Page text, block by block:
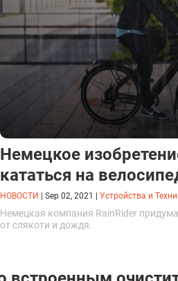
Немецкое
кататься на
НОВОСТИ Sep 02, 2021 Устройства и
Немецкая компания RainRider
от слякоти и дождя.